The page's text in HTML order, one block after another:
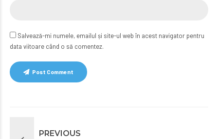
Salvează-mi numele, emailul și site-ul web în acest navigator pentru
data viitoare când o să comentez.
Post Comment
PREVIOUS